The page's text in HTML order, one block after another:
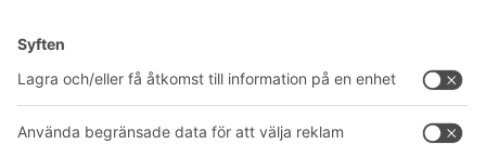
Lösningar
Intralogistiklösningar
Lådsystem
Hyllsystem
Produktkatalog
BITO PROJEKTGUIDE
Nedladdningar